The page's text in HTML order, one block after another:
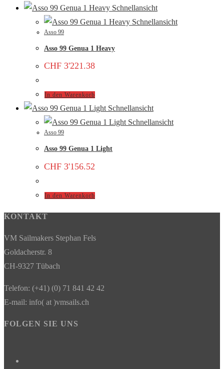
Schnellansicht
Schnellansicht
Asso 99
Asso 99 Genua 1 Heavy
CHF 3'221.38
In den Warenkorb
Schnellansicht
Schnellansicht
Asso 99
Asso 99 Genua 1 Light
CHF 3'156.52
In den Warenkorb
KONTAKT
VM Sailmakers Stephan Fels
Goldacherstr. 8
CH-9327 Tübach
Telefon: (+41) (0) 71 841 42 42
E-mail: info( at )vmsails.ch
FOLGEN SIE UNS